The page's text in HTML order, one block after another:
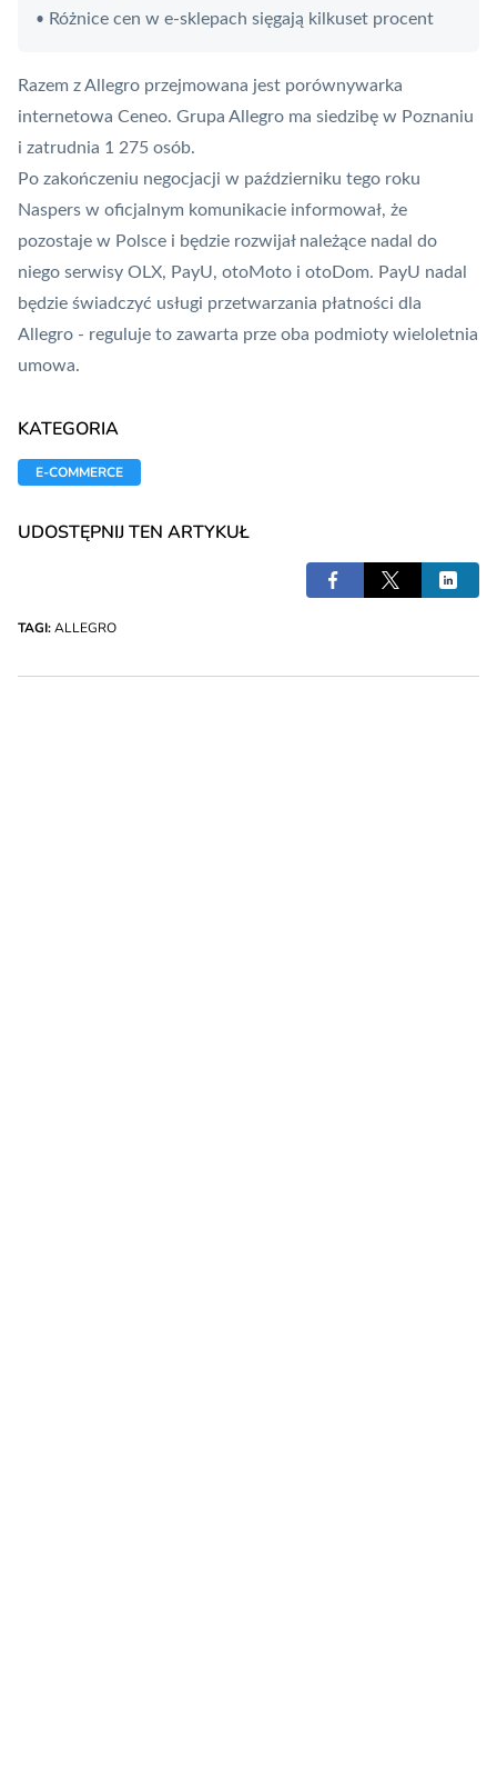
• Różnice cen w e-sklepach sięgają kilkuset procent
Razem z Allegro przejmowana jest porównywarka
internetowa Ceneo. Grupa Allegro ma siedzibę w Poznaniu
i zatrudnia 1 275 osób.
Po zakończeniu negocjacji w październiku tego roku
Naspers w oficjalnym komunikacie informował, że
pozostaje w Polsce i będzie rozwijał należące nadal do
niego serwisy OLX, PayU, otoMoto i otoDom. PayU nadal
będzie świadczyć usługi przetwarzania płatności dla
Allegro - reguluje to zawarta prze oba podmioty wieloletnia
umowa.
KATEGORIA
E-COMMERCE
UDOSTĘPNIJ TEN ARTYKUŁ
TAGI:ALLEGRO